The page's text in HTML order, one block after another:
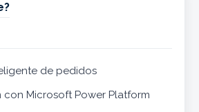
de pedidos
con Microsoft Power Platform